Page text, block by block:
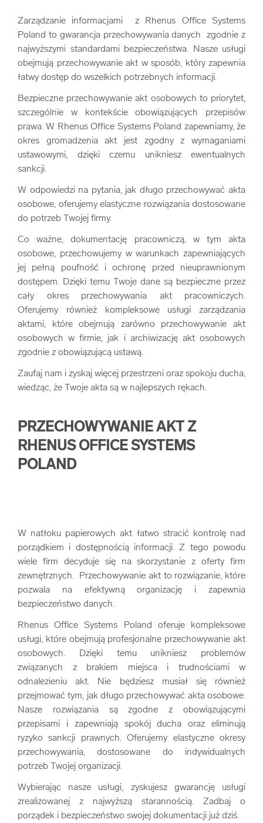
Zarządzanie informacjami z Rhenus Office Systems
Poland to gwarancja przechowywania danych zgodnie z
najwyższymi standardami bezpieczeństwa. Nasze usługi
obejmują przechowywanie akt w sposób, który zapewnia
łatwy dostęp do wszelkich potrzebnych informacji.
Bezpieczne przechowywanie akt osobowych to priorytet,
szczególnie w kontekście obowiązujących przepisów
prawa. W Rhenus Office Systems Poland zapewniamy, że
okres gromadzenia akt jest zgodny z wymaganiami
ustawowymi, dzięki czemu unikniesz ewentualnych
sankcji.
W odpowiedzi na pytania, jak długo przechowywać akta
osobowe, oferujemy elastyczne rozwiązania dostosowane
do potrzeb Twojej firmy.
Co ważne, dokumentację pracowniczą, w tym akta
osobowe, przechowujemy w warunkach zapewniających
jej pełną poufność i ochronę przed nieuprawnionym
dostępem. Dzięki temu Twoje dane są bezpieczne przez
cały okres przechowywania akt pracowniczych.
Oferujemy również kompleksowe usługi zarządzania
aktami, które obejmują zarówno przechowywanie akt
osobowych w firmie, jak i archiwizację akt osobowych
zgodnie z obowiązującą ustawą.
Zaufaj nam i zyskaj więcej przestrzeni oraz spokoju ducha,
wiedząc, że Twoje akta są w najlepszych rękach.
PRZECHOWYWANIE AKT Z
RHENUS OFFICE SYSTEMS
POLAND
W natłoku papierowych akt łatwo stracić kontrolę nad
porządkiem i dostępnością informacji. Z tego powodu
wiele firm decyduje się na skorzystanie z oferty firm
zewnętrznych. Przechowywanie akt to rozwiązanie, które
pozwala na efektywną organizację i zapewnia
bezpieczeństwo danych.
Rhenus Office Systems Poland oferuje kompleksowe
usługi, które obejmują profesjonalne przechowywanie akt
osobowych. Dzięki temu unikniesz problemów
związanych z brakiem miejsca i trudnościami w
odnalezieniu akt. Nie będziesz musiał się również
przejmować tym, jak długo przechowywać akta osobowe.
Nasze rozwiązania są zgodne z obowiązującymi
przepisami i zapewniają spokój ducha oraz eliminują
ryzyko sankcji prawnych. Oferujemy elastyczne okresy
przechowywania, dostosowane do indywidualnych
potrzeb Twojej organizacji.
Wybierając nasze usługi, zyskujesz gwarancję usługi
zrealizowanej z najwyższą starannością. Zadbaj o
porządek i bezpieczeństwo swojej dokumentacji już dziś.